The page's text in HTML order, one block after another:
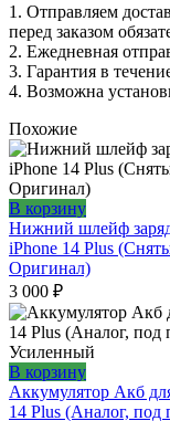
(Снятый/
Оригинал)
1. Oтпpавляем
перед заказом
2. Ежедневная
3. Гарантия в
4. Возможна
Похожие
В корзину
Нижний шлейф
iPhone 14 Plus
Оригинал)
3 000 ₽
В корзину
Аккумулятор Акб
14 Plus (Аналог, под